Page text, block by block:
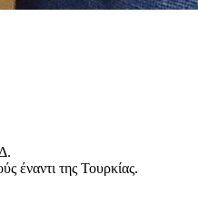
έναντι της Τουρκίας.